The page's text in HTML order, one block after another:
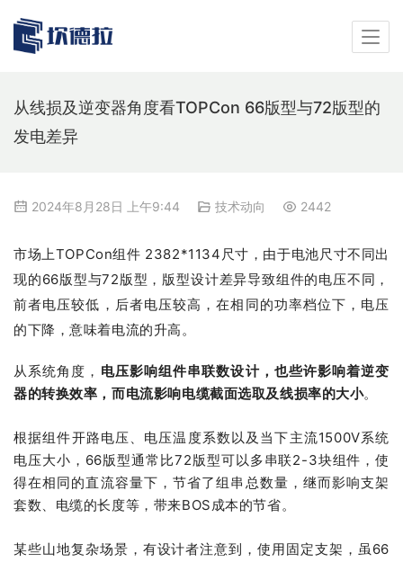
从线损及逆变器角度看TOPCon 66版型与72版型的
发电差异
2024年8月28日 上午9:44 技术动向 2442
市场上TOPCon组件 2382*1134尺寸，由于电池尺寸不同出
现的66版型与72版型，版型设计差异导致组件的电压不同，
前者电压较低，后者电压较高，在相同的功率档位下，电压
的下降，意味着电流的升高。
从系统角度， 电压影响组件串联数设计，也些许影响着逆变
器的转换效率，而电流影响电缆截面选取及线损率的大小。
根据组件开路电压、电压温度系数以及当下主流1500V系统
电压大小，66版型通常比72版型可以多串联2-3块组件，使
得在相同的直流容量下，节省了组串总数量，继而影响支架
套数、电缆的长度等，带来BOS成本的节省。
某些山地复杂场景，有设计者注意到，使用固定支架，虽66